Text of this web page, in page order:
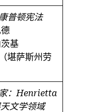
普顿宪法
基
堪萨斯州劳
：Henrietta
文学领域